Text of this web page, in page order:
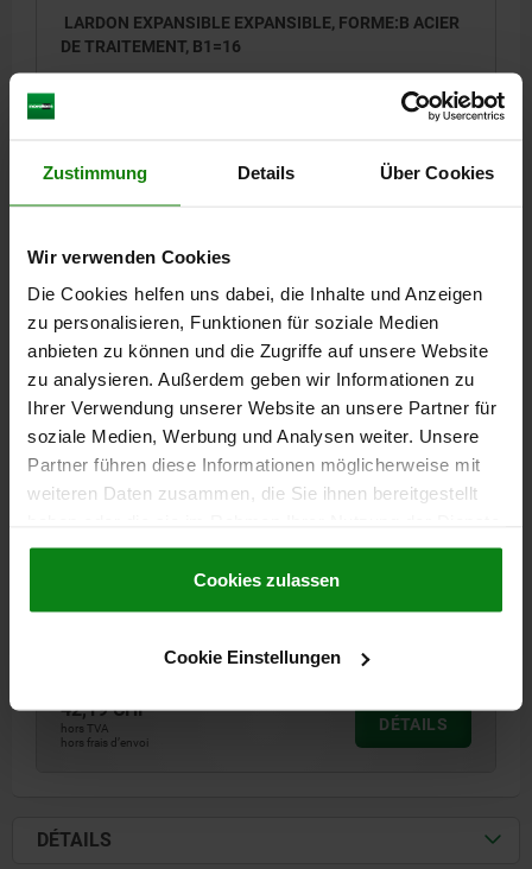
Zustimmung Details Über Cookies
Wir verwenden Cookies
Die Cookies helfen uns dabei, die Inhalte und Anzeigen
zu personalisieren, Funktionen für soziale Medien
anbieten zu können und die Zugriffe auf unsere Website
zu analysieren. Außerdem geben wir Informationen zu
Ihrer Verwendung unserer Website an unsere Partner für
soziale Medien, Werbung und Analysen weiter. Unsere
Partner führen diese Informationen möglicherweise mit
weiteren Daten zusammen, die Sie ihnen bereitgestellt
gesammelt haben.Cookie Richtlinien
Datenschutz|AGB
Cookies zulassen
Cookie Einstellungen
LARDON EXPANSIBLE EXPANSIBLE, FORME:B ACIER
DE TRAITEMENT, B1=16
B2=18
30,30 CHF
03151
DIAMÈTRE DE BOULON=28 D=20
DIAMÈTRE RECOMMANDÉ =20,01 ±0,01
03151-2024
42,19 CHF
hors TVA
hors frais d’envoi
DÉTAILS
DÉTAILS